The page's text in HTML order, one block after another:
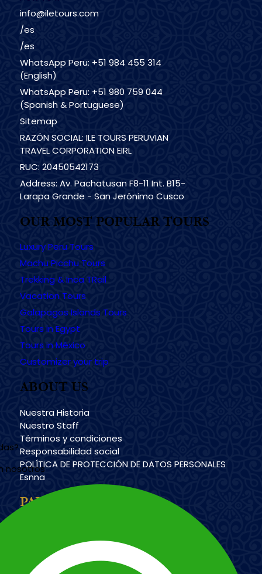
nosotros
info@iletours.com
/es
/es
WhatsApp Peru: +51 984 455 314
(English)
WhatsApp Peru: +51 980 759 044
(Spanish & Portuguese)
Sitemap
RAZÓN SOCIAL: ILE TOURS PERUVIAN
TRAVEL CORPORATION EIRL
RUC: 20450542173
Address: Av. Pachatusan F8-11 Int. B15-
Larapa Grande - San Jerónimo Cusco
OUR MOST POPULAR TOURS
Luxury Peru Tours
Machu Picchu Tours
Trekking & Inca TRail
Vacation Tours
Galapagos Islands Tours
Tours in Egypt
Tours in México
Customizer your trip
ABOUT US
Nuestra Historia
Nuestro Staff
Términos y condiciones
Responsabilidad social
POLÍTICA DE PROTECCIÓN DE DATOS PERSONALES
Esnna
PAYMENT METHODS